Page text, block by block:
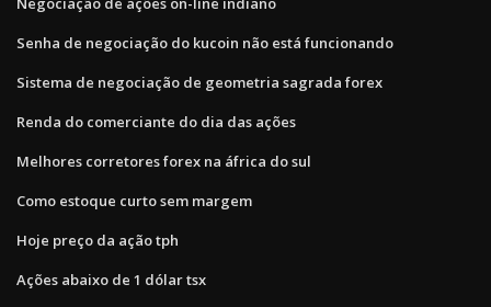
Senha de negociação do kucoin não está funcionando
Sistema de negociação de geometria sagrada forex
Renda do comerciante do dia das ações
Melhores corretores forex na áfrica do sul
Como estoque curto sem margem
Hoje preço da ação tph
Ações abaixo de 1 dólar tsx